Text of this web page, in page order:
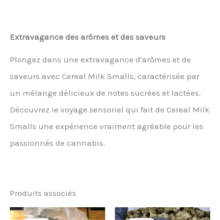
Extravagance des arômes et des saveurs
Plongez dans une extravagance d'arômes et de
saveurs avec Cereal Milk Smalls, caractérisée par
un mélange délicieux de notes sucrées et lactées.
Découvrez le voyage sensoriel qui fait de Cereal Milk
Smalls une expérience vraiment agréable pour les
passionnés de cannabis.
Produits associés